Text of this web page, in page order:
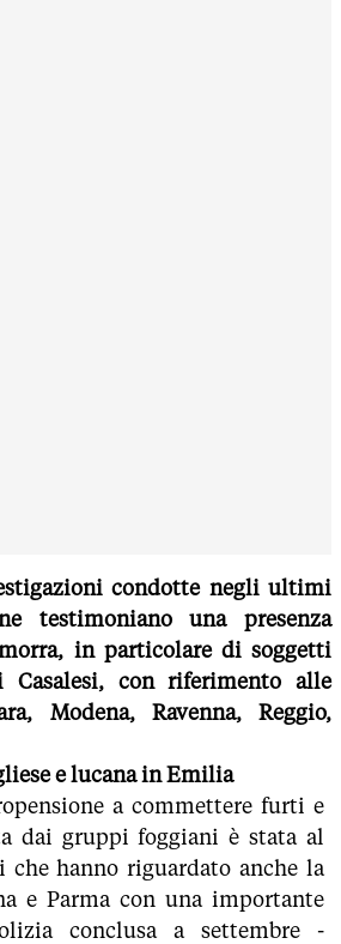
condotte negli ultimi
testimoniano una presenza
in particolare di soggetti
con riferimento alle
Modena, Ravenna, Reggio,
e lucana in Emilia
a commettere furti e
dai gruppi foggiani è stata al
hanno riguardato anche la
e Parma con una importante
conclusa a settembre -